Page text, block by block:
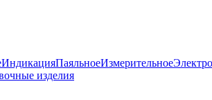
ИндикацияПаяльноеИзмерительное
изделия